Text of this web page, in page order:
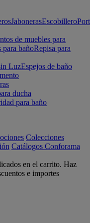
JabonerasEscobillero
de muebles para
para bañoRepisa para
LuzEspejos de baño
ducha
para baño
Colecciones
Catálogos Conforama
en el carrito. Haz
e importes